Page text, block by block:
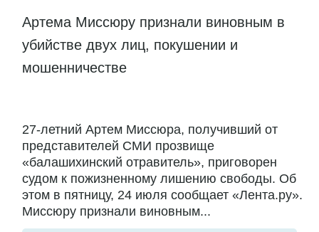
Артема Миссюру признали виновным в
убийстве двух лиц, покушении и
мошенничестве
27-летний Артем Миссюра, получивший от
представителей СМИ прозвище
«балашихинский отравитель», приговорен
судом к пожизненному лишению свободы. Об
этом в пятницу, 24 июля сообщает «Лента.ру».
Миссюру признали виновным...